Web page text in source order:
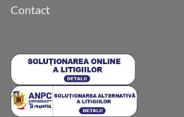
Contact